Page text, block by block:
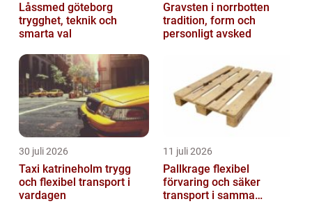
Låssmed göteborg
trygghet, teknik och
smarta val
Gravsten i norrbotten
tradition, form och
personligt avsked
30 juli 2026
Taxi katrineholm trygg
och flexibel transport i
vardagen
11 juli 2026
Pallkrage flexibel
förvaring och säker
transport i samma